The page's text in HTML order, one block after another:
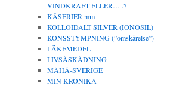
VINDKRAFT ELLER…..?
KÅSERIER mm
KOLLOIDALT SILVER (IONOSIL)
KÖNSSTYMPNING (”omskärelse”)
LÄKEMEDEL
LIVSÅSKÅDNING
MÄHÄ-SVERIGE
MIN KRÖNIKA